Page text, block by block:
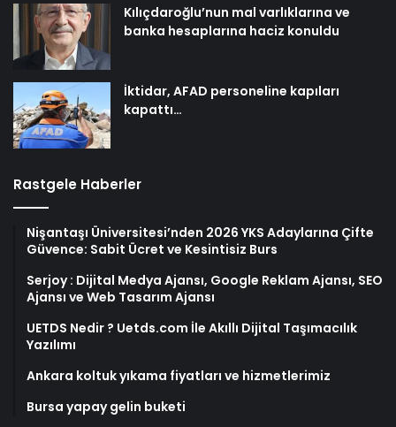
Kılıçdaroğlu’nun mal varlıklarına ve
banka hesaplarına haciz konuldu
İktidar, AFAD personeline kapıları
kapattı…
Rastgele Haberler
Nişantaşı Üniversitesi’nden 2026 YKS Adaylarına Çifte
Güvence: Sabit Ücret ve Kesintisiz Burs
Serjoy : Dijital Medya Ajansı, Google Reklam Ajansı, SEO
Ajansı ve Web Tasarım Ajansı
UETDS Nedir ? Uetds.com İle Akıllı Dijital Taşımacılık
Yazılımı
Ankara koltuk yıkama fiyatları ve hizmetlerimiz
Bursa yapay gelin buketi